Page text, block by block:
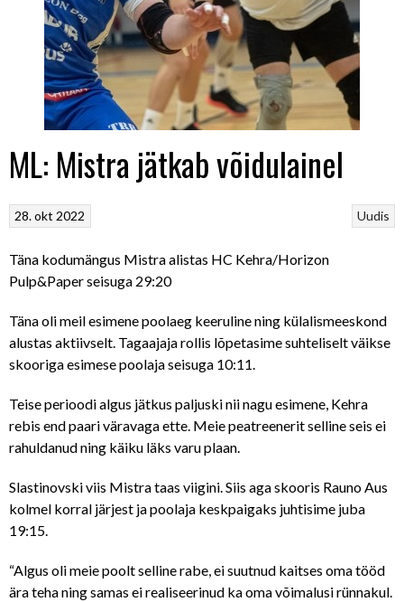
ML: Mistra jätkab võidulainel
Uudis
28. okt 2022
Täna kodumängus Mistra alistas HC Kehra/Horizon
Pulp&Paper seisuga 29:20
Täna oli meil esimene poolaeg keeruline ning külalismeeskond
alustas aktiivselt. Tagaajaja rollis lõpetasime suhteliselt väikse
skooriga esimese poolaja seisuga 10:11.
Teise perioodi algus jätkus paljuski nii nagu esimene, Kehra
rebis end paari väravaga ette. Meie peatreenerit selline seis ei
rahuldanud ning käiku läks varu plaan.
Slastinovski viis Mistra taas viigini. Siis aga skooris Rauno Aus
kolmel korral järjest ja poolaja keskpaigaks juhtisime juba
19:15.
“Algus oli meie poolt selline rabe, ei suutnud kaitses oma tööd
ära teha ning samas ei realiseerinud ka oma võimalusi rünnakul.